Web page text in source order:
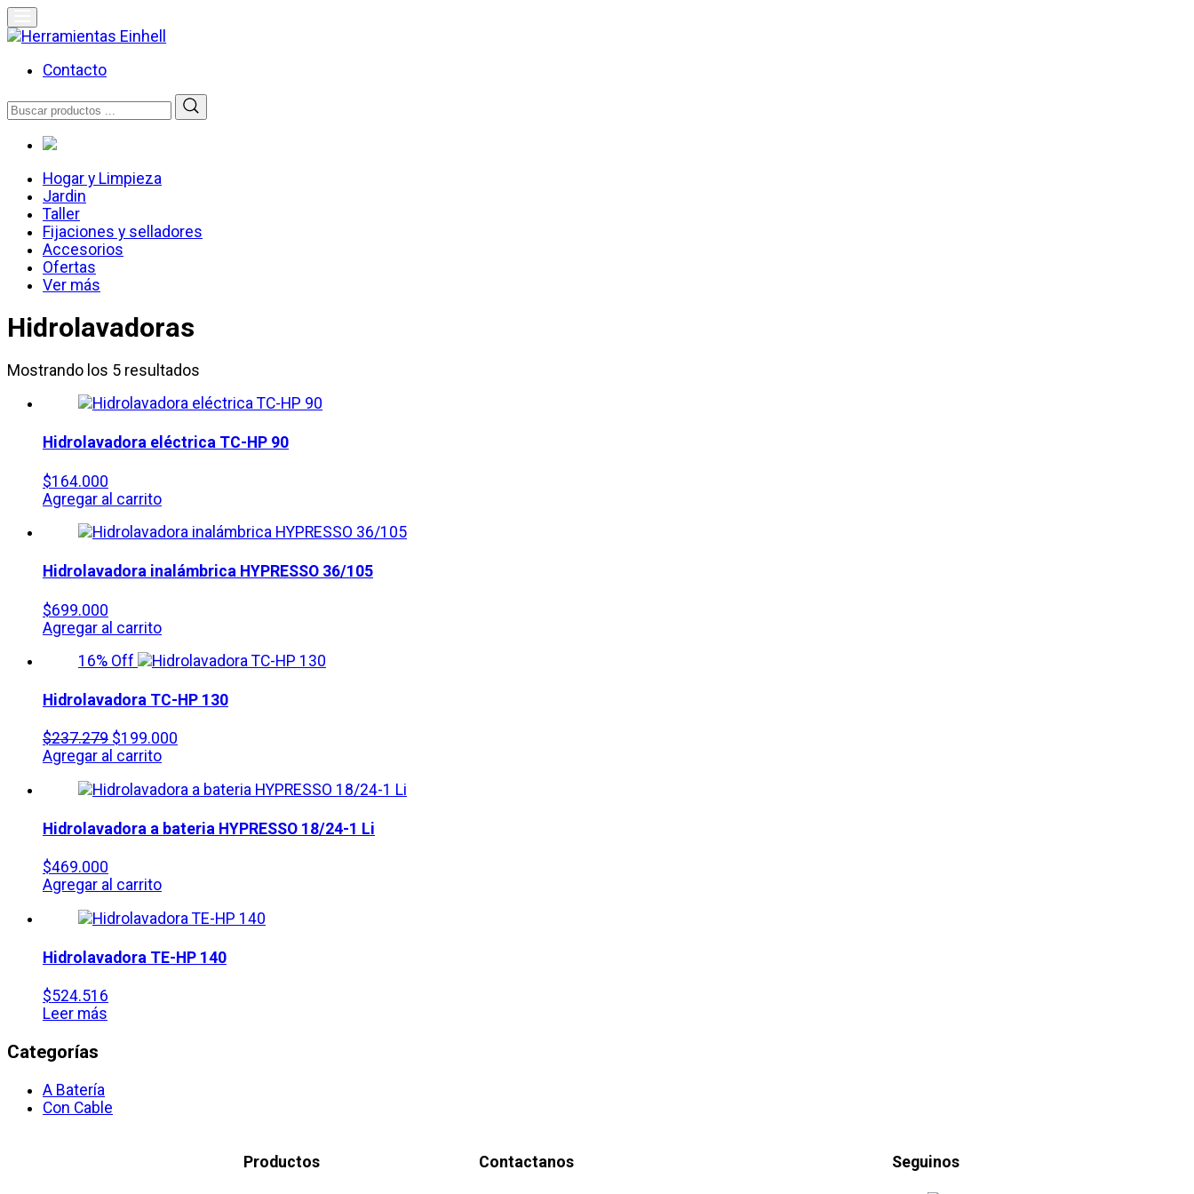
Skip
to
Herramientas Einhell
Distribuidor Oficial
Contacto
Buscar
por:
Hogar y Limpieza
Jardin
Taller
Fijaciones y selladores
Accesorios
Ofertas
Ver más
Hidrolavadoras
Mostrando los 5 resultados
Hidrolavadora eléctrica TC-HP 90
$164.000
Agregar al carrito
Hidrolavadora inalámbrica HYPRESSO 36/105
$699.000
Agregar al carrito
16% Off
Hidrolavadora TC-HP 130
$237.279 $199.000
Agregar al carrito
Hidrolavadora a bateria HYPRESSO 18/24-1 Li
$469.000
Agregar al carrito
Hidrolavadora TE-HP 140
$524.516
Leer más
Categorías
A Batería
Con Cable
Productos Contactanos Seguinos